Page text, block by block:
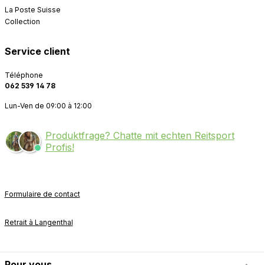
La Poste Suisse
Collection
Service client
Téléphone
062 539 14 78
Lun-Ven de 09:00 à 12:00
Produktfrage? Chatte mit echten Reitsport
Profis!
Formulaire de contact
Retrait à Langenthal